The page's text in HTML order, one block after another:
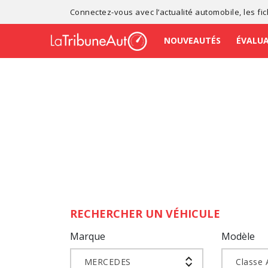
Connectez-vous avec l’actualité automobile , les
NOUVEAUTÉS
RECHERCHER UN VÉHICULE
Marque
MERCEDES
Modèle
Classe